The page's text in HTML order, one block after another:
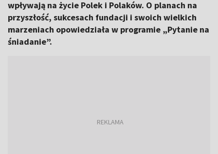
wpływają na życie Polek i Polaków. O planach na
przyszłość, sukcesach fundacji i swoich wielkich
marzeniach opowiedziała w programie „Pytanie na
śniadanie”.